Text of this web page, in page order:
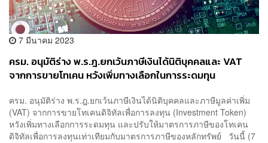
7 มีนาคม 2023
ครม. อนุมัติร่าง พ.ร.ฎ.ยกเว้นภาษีเงินได้นิติบุคคลและ VAT
จากการขายโทเคน หวังเพิ่มทางเลือกในการระดมทุน
ครม. อนุมัติร่าง พ.ร.ฎ.ยกเว้นภาษีเงินได้นิติบุคคลและภาษีมูลค่าเพิ่ม
(VAT) จากการขายโทเคนดิจิทัลเพื่อการลงทุน (Investment Token)
หวังเพิ่มทางเลือกการระดมทุน และปรับให้มาตรการภาษีของโทเคน
ดิจิทัลเพื่อการลงทุนเท่าเทียมกับมาตรการภาษีของหลักทรัพย์ วันนี้ (7